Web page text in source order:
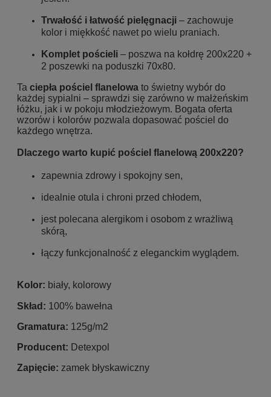
Trwałość i łatwość pielęgnacji – zachowuje
kolor i miękkość nawet po wielu praniach.
Komplet pościeli – poszwa na kołdrę 200x220 +
2 poszewki na poduszki 70x80.
Ta ciepła pościel flanelowa to świetny wybór do
każdej sypialni – sprawdzi się zarówno w małżeńskim
łóżku, jak i w pokoju młodzieżowym. Bogata oferta
wzorów i kolorów pozwala dopasować pościel do
każdego wnętrza.
Dlaczego warto kupić pościel flanelową 200x220?
zapewnia zdrowy i spokojny sen,
idealnie otula i chroni przed chłodem,
jest polecana alergikom i osobom z wrażliwą
skórą,
łączy funkcjonalność z eleganckim wyglądem.
Kolor: biały, kolorowy
Skład: 100% bawełna
Gramatura: 125g/m2
Producent: Detexpol
Zapięcie: zamek błyskawiczny